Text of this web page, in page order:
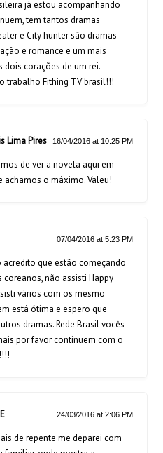
já estou acompanhando
tem tantos dramas
e City hunter são dramas
e romance e um mais
dois corações de um rei.
trabalho Fithing TV brasil!!!
Lima Pires 16/04/2016 at 10:25 PM
de ver a novela aqui em
achamos o máximo. Valeu!
07/04/2016 at 5:23 PM
acredito que estão começando
coreanos, não assisti Happy
vários com os mesmo
está ótima e espero que
dramas. Rede Brasil vocês
por favor continuem com o
24/03/2016 at 2:06 PM
de repente me deparei com